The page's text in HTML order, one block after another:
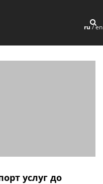
ru/en
услуг до